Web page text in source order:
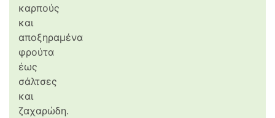
καρπούς
και
αποξηραμένα
φρούτα
έως
σάλτσες
και
ζαχαρώδη.